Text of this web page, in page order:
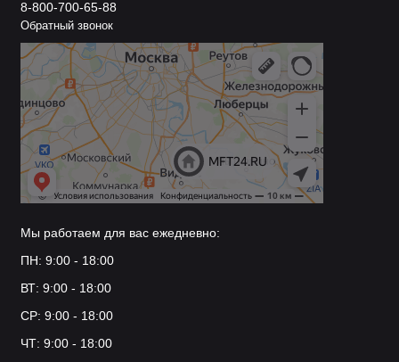
8-800-700-65-88
Обратный звонок
Мы работаем для вас ежедневно:
ПН: 9:00 - 18:00
ВТ: 9:00 - 18:00
СР: 9:00 - 18:00
ЧТ: 9:00 - 18:00